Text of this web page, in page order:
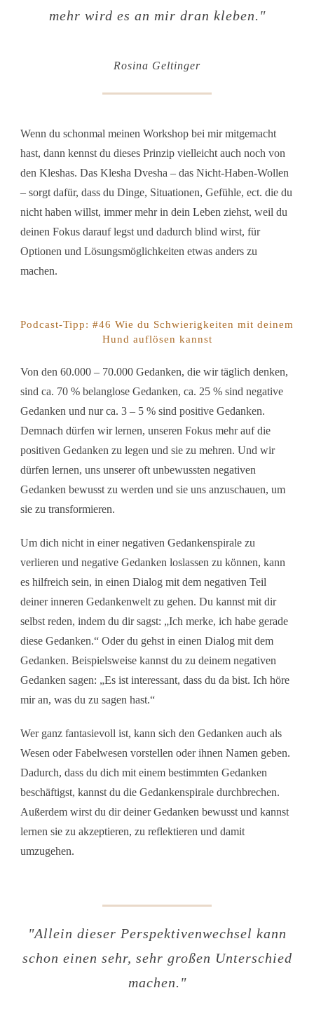
mehr wird es an mir dran kleben. "
Rosina Geltinger
Wenn du schonmal meinen Workshop bei mir mitgemacht
hast, dann kennst du dieses Prinzip vielleicht auch noch von
den Kleshas. Das Klesha Dvesha – das Nicht-Haben-Wollen
– sorgt dafür, dass du Dinge, Situationen, Gefühle, ect. die du
nicht haben willst, immer mehr in dein Leben ziehst, weil du
deinen Fokus darauf legst und dadurch blind wirst, für
Optionen und Lösungsmöglichkeiten etwas anders zu
machen.
Podcast-Tipp: #46 Wie du Schwierigkeiten mit deinem
Hund auflösen kannst
Von den 60.000 – 70.000 Gedanken, die wir täglich denken,
sind ca. 70 % belanglose Gedanken, ca. 25 % sind negative
Gedanken und nur ca. 3 – 5 % sind positive Gedanken.
Demnach dürfen wir lernen, unseren Fokus mehr auf die
positiven Gedanken zu legen und sie zu mehren. Und wir
dürfen lernen, uns unserer oft unbewussten negativen
Gedanken bewusst zu werden und sie uns anzuschauen, um
sie zu transformieren.
Um dich nicht in einer negativen Gedankenspirale zu
verlieren und negative Gedanken loslassen zu können, kann
es hilfreich sein, in einen Dialog mit dem negativen Teil
deiner inneren Gedankenwelt zu gehen. Du kannst mit dir
selbst reden, indem du dir sagst: „Ich merke, ich habe gerade
diese Gedanken.“ Oder du gehst in einen Dialog mit dem
Gedanken. Beispielsweise kannst du zu deinem negativen
Gedanken sagen: „Es ist interessant, dass du da bist. Ich höre
mir an, was du zu sagen hast.“
Wer ganz fantasievoll ist, kann sich den Gedanken auch als
Wesen oder Fabelwesen vorstellen oder ihnen Namen geben.
Dadurch, dass du dich mit einem bestimmten Gedanken
beschäftigst, kannst du die Gedankenspirale durchbrechen.
Außerdem wirst du dir deiner Gedanken bewusst und kannst
lernen sie zu akzeptieren, zu reflektieren und damit
umzugehen.
"Allein dieser Perspektivenwechsel kann
schon einen sehr, sehr großen Unterschied
machen. "